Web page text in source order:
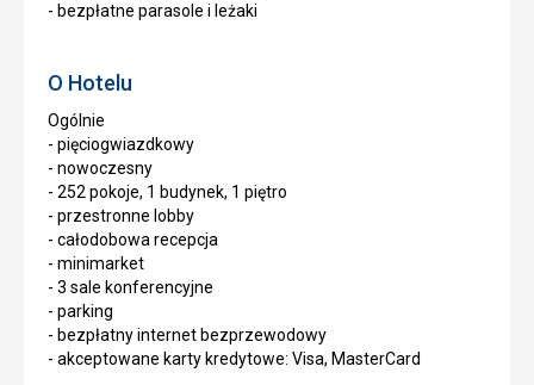
- bezpłatne parasole i leżaki
O Hotelu
Ogólnie
- pięciogwiazdkowy
- nowoczesny
- 252 pokoje, 1 budynek, 1 piętro
- przestronne lobby
- całodobowa recepcja
- minimarket
- 3 sale konferencyjne
- parking
- bezpłatny internet bezprzewodowy
- akceptowane karty kredytowe: Visa, MasterCard